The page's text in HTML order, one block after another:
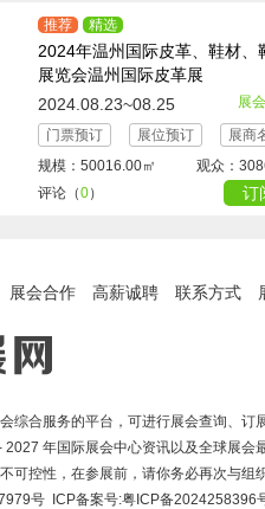
推荐 精选
2024年温州国际皮革、鞋材、
展览会温州国际皮革展
2024.08.23~08.25
展
门票预订
展位预订
展商
规模：50016.00㎡
观众：
评论（0） 订
展会合作 高薪诚聘 联系方式
综合服务的平台，可进行展会查询、订
年国际展会中心资讯以及全球展会
可控性，在参展前，请你务必再次与组
号 ICP备案号:粤ICP备2024258396